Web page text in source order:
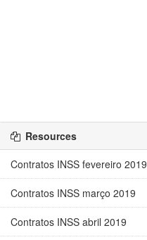
Resources
Contratos INSS fevereiro 2019
Contratos INSS março 2019
Contratos INSS abril 2019